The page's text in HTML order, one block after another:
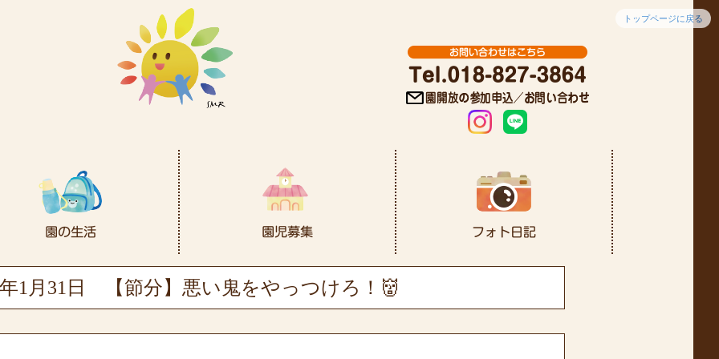
トップページに戻る
1月31日 【節分】悪い鬼をやっつけろ！👹